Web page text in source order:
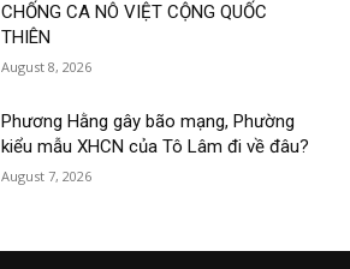
CHỐNG CA NÔ VIỆT CỘNG QUỐC
THIÊN
August 8, 2026
Phương Hằng gây bão mạng, Phường
kiểu mẫu XHCN của Tô Lâm đi về đâu?
August 7, 2026